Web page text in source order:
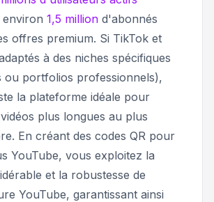
environ 1,5 million d'abonnés
offres premium. Si TikTok et
à des niches spécifiques
ou portfolios professionnels),
la plateforme idéale pour
plus longues au plus
En créant des codes QR pour
YouTube, vous exploitez la
et la robustesse de
YouTube, garantissant ainsi